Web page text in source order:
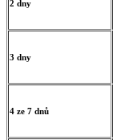
2 dny
3 dny
4 ze 7 dnů